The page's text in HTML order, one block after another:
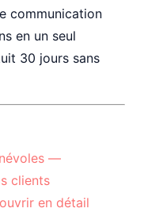
communication
en un seul
30 jours sans
—
clients
en détail